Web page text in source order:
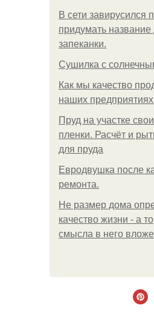
В сети завирусился
придумать
запеканки.
Сушилка с
Как мы качество
наших
Пруд на участке
пленки. Расчёт и
для пруда
Евродвушка после
ремонта.
Не размер дома
качество жизни - а
смысла в него